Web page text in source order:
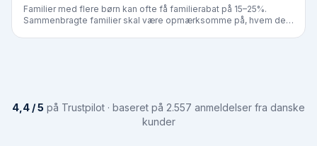
Familier med flere børn kan ofte få familierabat på 15–25%.
Sammenbragte familier skal være opmærksomme på, hvem der
4,4 / 5 på Trustpilot · baseret på 2.557 anmeldelser fra danske
kunder